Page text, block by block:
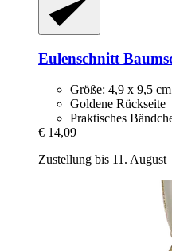
Eulenschnitt
Größe: 4,9 x 9,5 cm
Goldene Rückseite
Praktisches
€ 14,09
Zustellung bis 11. August